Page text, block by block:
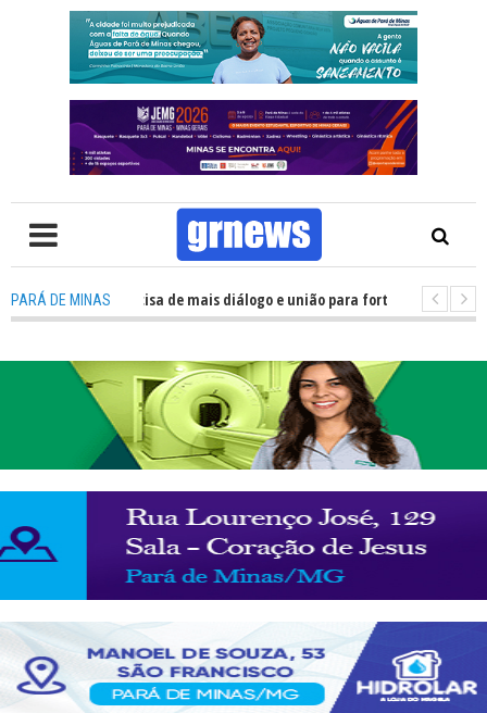
PARÁ DE MINAS
TV: Política precisa de mais diálogo e união para fortalecer Minas e